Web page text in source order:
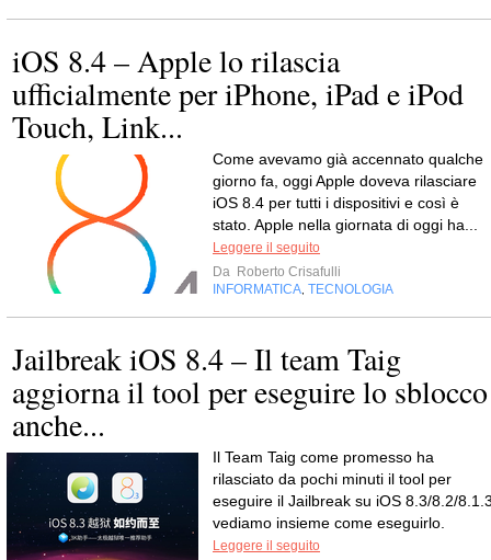
iOS 8.4 – Apple lo rilascia
ufficialmente per iPhone, iPad e iPod
Touch, Link...
Come avevamo già accennato qualche
giorno fa, oggi Apple doveva rilasciare
iOS 8.4 per tutti i dispositivi e così è
stato. Apple nella giornata di oggi ha...
Leggere il seguito
Da Roberto Crisafulli
INFORMATICA TECNOLOGIA
Jailbreak iOS 8.4 – Il team Taig
aggiorna il tool per eseguire lo sblocco
anche...
Il Team Taig come promesso ha
rilasciato da pochi minuti il tool per
eseguire il Jailbreak su iOS 8.3/8.2/
vediamo insieme come eseguirlo.
Leggere il seguito